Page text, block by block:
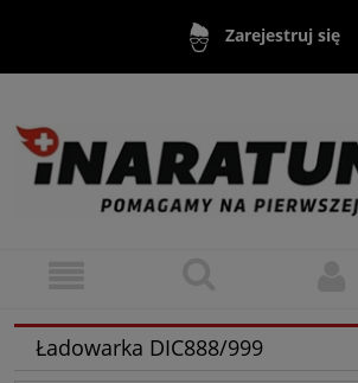
Zarejestruj się
Ładowarka DIC888/999